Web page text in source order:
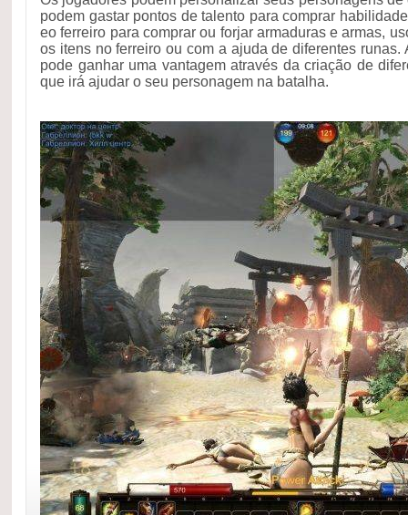
podem gastar pontos de talento para comprar
eo ferreiro para comprar ou forjar armaduras e armas,
os itens no ferreiro ou com a ajuda de diferentes runas.
pode ganhar uma vantagem através da criação de
que irá ajudar o seu personagem na batalha.